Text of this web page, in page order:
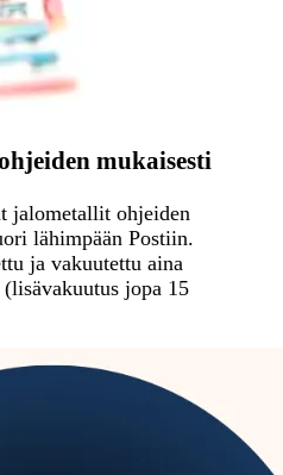
mukaisesti
jalometallit ohjeiden
lähimpään Postiin.
ja vakuutettu aina
jopa 15